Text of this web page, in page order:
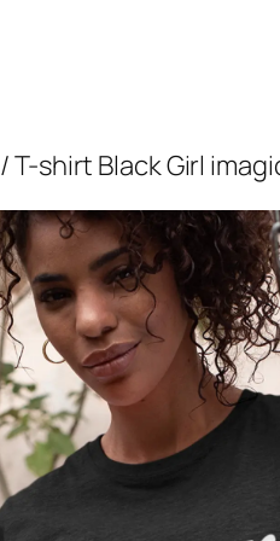
/ T-shirt Black Girl